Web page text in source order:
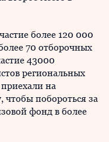
более 120 000
70 отборочных
43000
региональных
на
чтобы побороться за
фонд в более